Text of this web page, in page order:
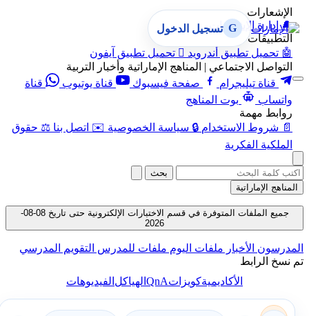
الإشعارات
🔔 إدارة الإشعارات
التطبيقات
🤖 تحميل تطبيق أندرويد  تحميل تطبيق آيفون
التواصل الاجتماعي | المناهج الإماراتية وأخبار التربية
قناة تيليجرام
صفحة فيسبوك قناة يوتيوب
قناة
واتساب
بوت المناهج
روابط مهمة
📄 شروط الاستخدام 🔒 سياسة الخصوصية ✉️ اتصل بنا ⚖️ حقوق
الملكية الفكرية
G تسجيل الدخول
بحث
المناهج الإماراتية
جميع الملفات المتوفرة في قسم الاختبارات الإلكترونية حتى تاريخ 08-08-
2026
المدرسون الأخبار ملفات اليوم ملفات للمدرس التقويم المدرسي
تم نسخ الرابط
الأكاديميةكويزاتQnAالهياكل الفيديوهات